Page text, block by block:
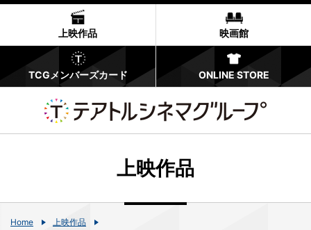
上映作品 映画館
TCGメンバーズカード ONLINE STORE
上映作品
Home
上映作品